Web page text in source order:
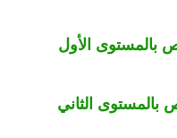
بالمستوى الأول
بالمستوى الثاني